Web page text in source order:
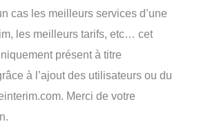
cas les meilleurs services d’une
les meilleurs tarifs, etc… cet
présent à titre
à l’ajout des utilisateurs ou du
Merci de votre